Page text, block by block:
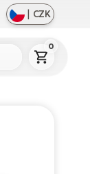
| CZK
0